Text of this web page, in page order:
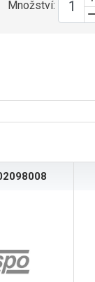
Množství: